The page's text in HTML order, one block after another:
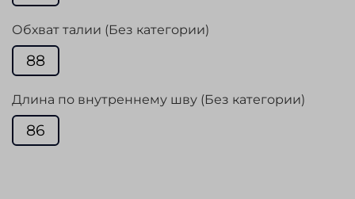
Обхват талии (Без категории)
88
Длина по внутреннему шву (Без категории)
86